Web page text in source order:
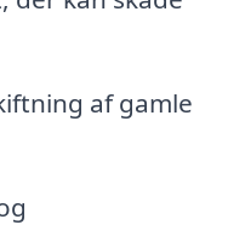
af gamle